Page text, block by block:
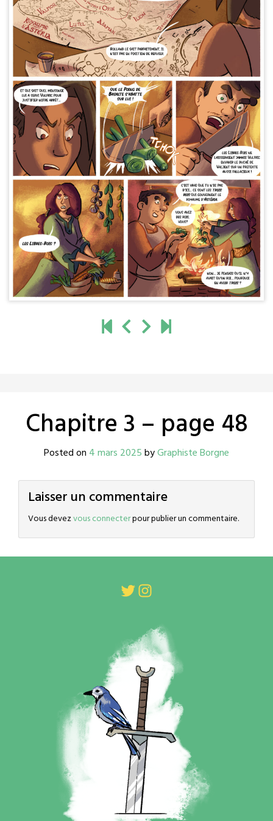
Chapitre 3 – page 48
Posted on 4 mars 2025byGraphiste Borgne
Laisser un commentaire
Vous devezvous connecterpour publier un commentaire.
Twitter
Instagram